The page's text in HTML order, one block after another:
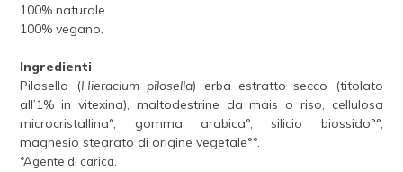
100% naturale.
100% vegano.
Ingredienti
Pilosella (Hieracium pilosella) erba estratto secco (titolato
all’1% in vitexina), maltodestrine da mais o riso, cellulosa
microcristallina°, gomma arabica°, silicio biossido°°,
magnesio stearato di origine vegetale°°.
°Agente di carica.